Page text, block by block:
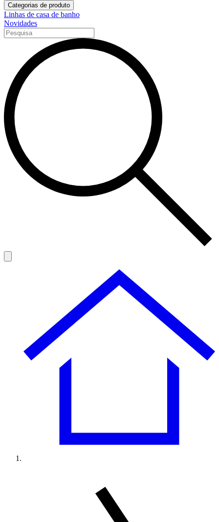
Categorias de produto
Linhas de casa de banho
Novidades